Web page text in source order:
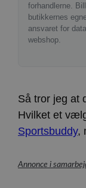
forhandlerne.
butikkernes
ansvaret for
webshop.
Så tror jeg at
Hvilket et
Sportsbuddy,
Annonce i